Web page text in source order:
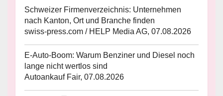
Schweizer Firmenverzeichnis: Unternehmen
nach Kanton, Ort und Branche finden
swiss-press.com / HELP Media AG, 07.08.2026
E-Auto-Boom: Warum Benziner und Diesel noch
lange nicht wertlos sind
Autoankauf Fair, 07.08.2026